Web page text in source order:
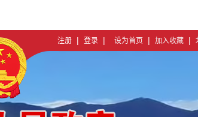
注册 | 登录 | 设为首页 | 加入收藏 |